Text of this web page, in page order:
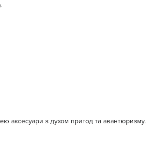
аксесуари з духом пригод та авантюризму.